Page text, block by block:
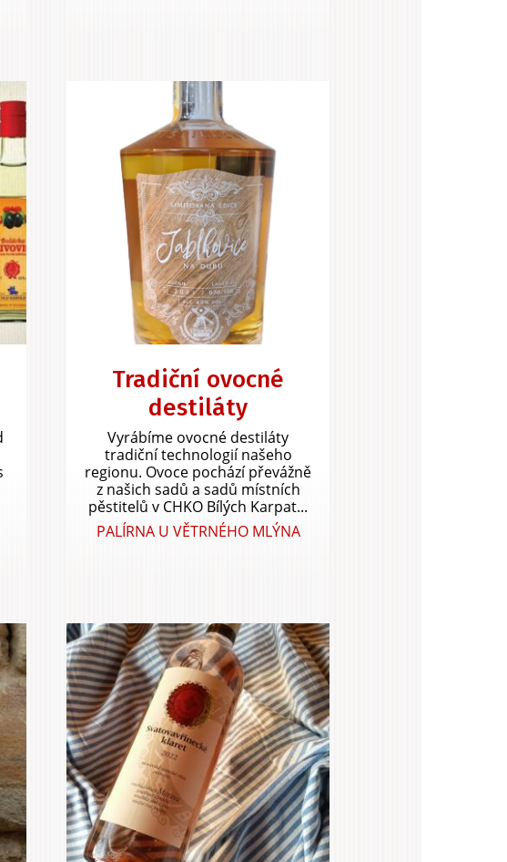
Tradiční ovocné
destiláty
Vyrábíme ovocné destiláty
tradiční technologií našeho
regionu. Ovoce pochází převážně
z našich sadů a sadů místních
pěstitelů v CHKO Bílých Karpat...
PALÍRNA U VĚTRNÉHO MLÝNA